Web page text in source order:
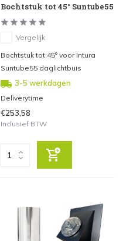
Bochtstuk tot 45° Suntube55
Vergelijk
Bochtstuk tot 45° voor Intura
Suntube55 daglichtbuis
3-5 werkdagen
Deliverytime
€253,58
Inclusief BTW